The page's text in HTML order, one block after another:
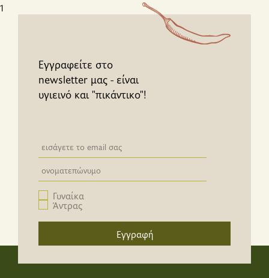
1
Εγγραφείτε στο
newsletter μας - είναι
υγιεινό και "πικάντικο"!
Newsletter email input field
Newsletter email input field
Γυναίκα
Άντρας
Εγγραφή